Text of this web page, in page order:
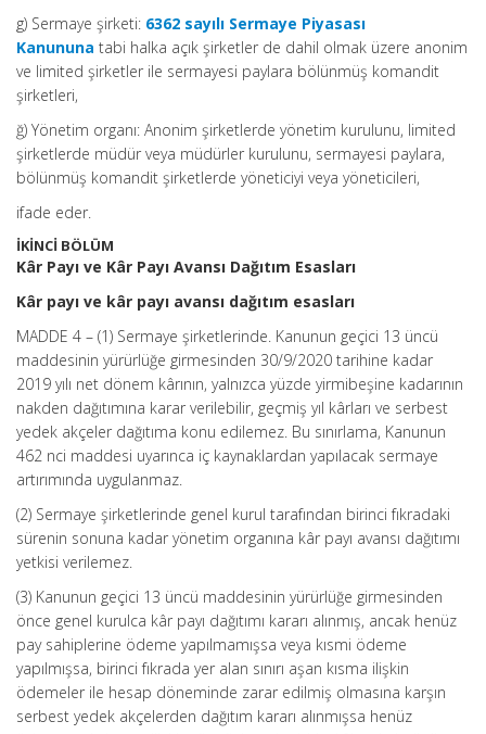
g) Sermaye şirketi: 6362 sayılı Sermaye Piyasası
Kanununa tabi halka açık şirketler de dahil olmak üzere anonim
ve limited şirketler ile sermayesi paylara bölünmüş komandit
şirketleri,
ğ) Yönetim organı: Anonim şirketlerde yönetim kurulunu, limited
şirketlerde müdür veya müdürler kurulunu, sermayesi paylara,
bölünmüş komandit şirketlerde yöneticiyi veya yöneticileri,
ifade eder.
İKİNCİ BÖLÜM
Kâr Payı ve Kâr Payı Avansı Dağıtım Esasları
Kâr payı ve kâr payı avansı dağıtım esasları
MADDE 4 – (1) Sermaye şirketlerinde. Kanunun geçici 13 üncü
maddesinin yürürlüğe girmesinden 30/9/2020 tarihine kadar
2019 yılı net dönem kârının, yalnızca yüzde yirmibeşine kadarının
nakden dağıtımına karar verilebilir, geçmiş yıl kârları ve serbest
yedek akçeler dağıtıma konu edilemez. Bu sınırlama, Kanunun
462 nci maddesi uyarınca iç kaynaklardan yapılacak sermaye
artırımında uygulanmaz.
(2) Sermaye şirketlerinde genel kurul tarafından birinci fıkradaki
sürenin sonuna kadar yönetim organına kâr payı avansı dağıtımı
yetkisi verilemez.
(3) Kanunun geçici 13 üncü maddesinin yürürlüğe girmesinden
önce genel kurulca kâr payı dağıtımı kararı alınmış, ancak henüz
pay sahiplerine ödeme yapılmamışsa veya kısmi ödeme
yapılmışsa, birinci fıkrada yer alan sınırı aşan kısma ilişkin
ödemeler ile hesap döneminde zarar edilmiş olmasına karşın
serbest yedek akçelerden dağıtım kararı alınmışsa henüz